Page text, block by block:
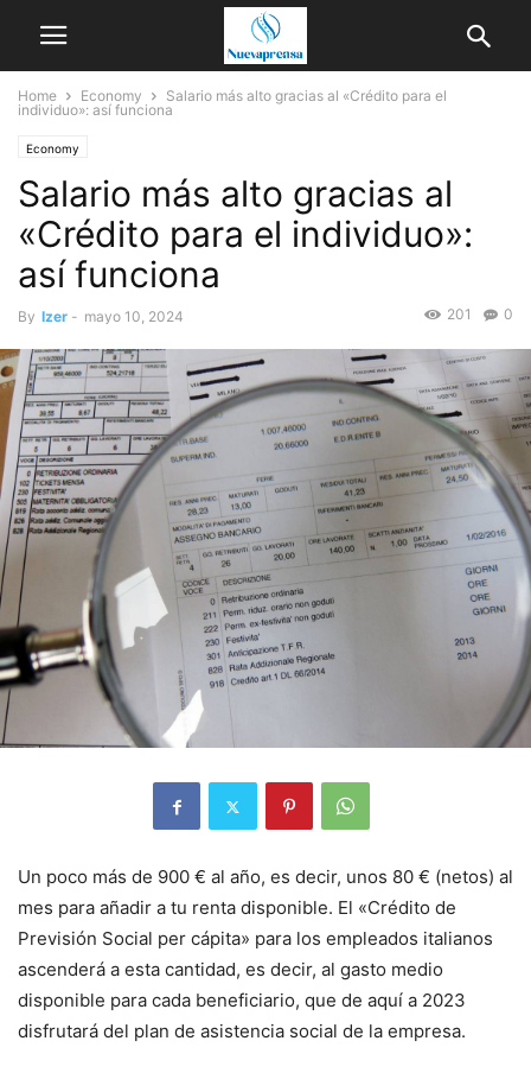
Home Economy
Salario más alto gracias al «Crédito para el
individuo»: así funciona
Economy
Salario más alto gracias al
«Crédito para el individuo»:
así funciona
By Izer - mayo 10, 2024 0
201
Un poco más de 900 € al año, es decir, unos 80 € (netos) al
mes para añadir a tu renta disponible. El «Crédito de
Previsión Social per cápita» para los empleados italianos
ascenderá a esta cantidad, es decir, al gasto medio
disponible para cada beneficiario, que de aquí a 2023
disfrutará del plan de asistencia social de la empresa.